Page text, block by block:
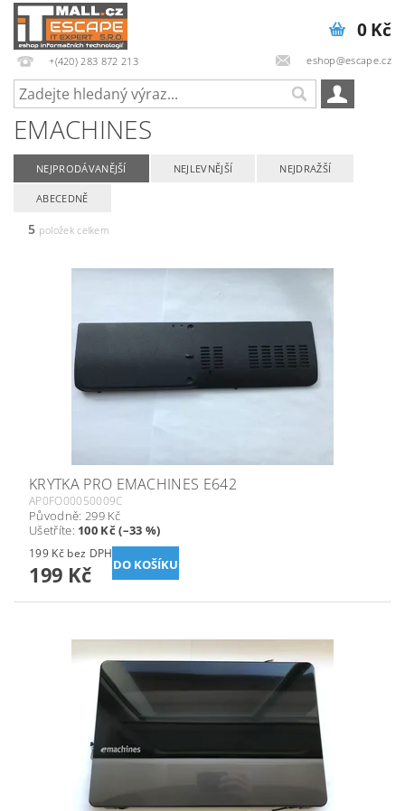
+(420) 283 872 213 eshop@escape.cz
0 Kč
EMACHINES
NEJPRODÁVANĚJŠÍ NEJLEVNĚJŠÍ NEJDRAŽŠÍ
ABECEDNĚ
5 položek celkem
KRYTKA PRO EMACHINES E642
AP0FO00050009C
Původně: 299 Kč
Ušetříte: 100 Kč (–33 %)
199 Kč bez DPH
199 Kč